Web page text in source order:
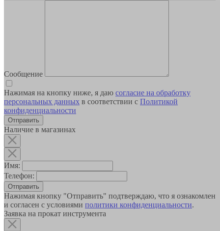
Сообщение
Нажимая на кнопку ниже, я даю согласие на обработку
персональных данных в соответствии с Политикой
конфиденциальности
Наличие в магазинах
Имя:
Телефон:
Отправить
Нажимая кнопку "Отправить" подтверждаю, что я ознакомлен
и согласен с условиями политики конфиденциальности.
Заявка на прокат инструмента